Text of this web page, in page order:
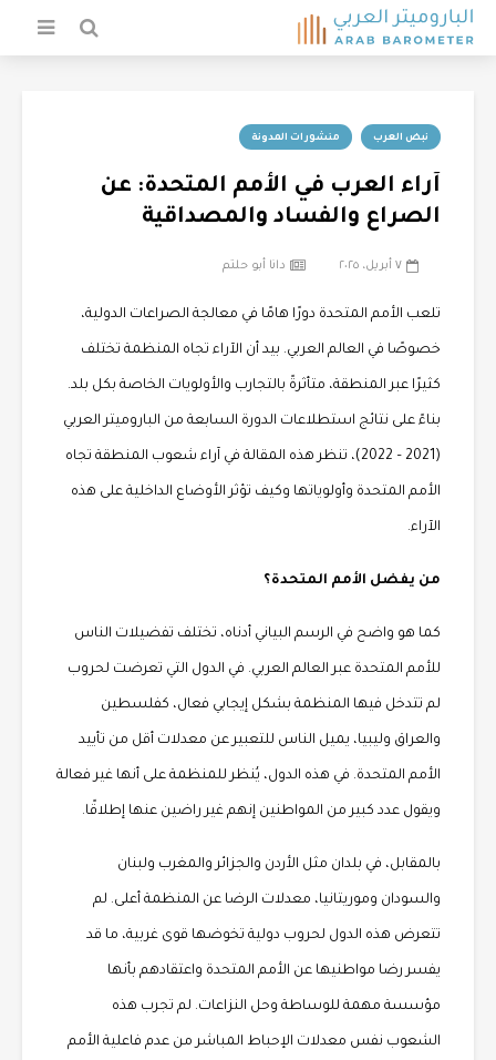
نبض العرب منشورات المدونة
آراء العرب في الأمم المتحدة: عن
الصراع والفساد والمصداقية
٧ أبريل، ٢٠٢٥ دانا أبو حلتم
تلعب الأمم المتحدة دورًا هامًا في معالجة الصراعات الدولية،
خصوصًا في العالم العربي. بيد أن الآراء تجاه المنظمة تختلف
كثيرًا عبر المنطقة، متأثرةً بالتجارب والأولويات الخاصة بكل بلد.
بناءً على نتائج استطلاعات الدورة السابعة من الباروميتر العربي
(2021 – 2022)، تنظر هذه المقالة في آراء شعوب المنطقة تجاه
الأمم المتحدة وأولوياتها وكيف تؤثر الأوضاع الداخلية على هذه
الآراء.
من يفضل الأمم المتحدة؟
كما هو واضح في الرسم البياني أدناه، تختلف تفضيلات الناس
للأمم المتحدة عبر العالم العربي. في الدول التي تعرضت لحروب
لم تتدخل فيها المنظمة بشكل إيجابي فعال، كفلسطين
والعراق وليبيا، يميل الناس للتعبير عن معدلات أقل من تأييد
الأمم المتحدة. في هذه الدول، يُنظر للمنظمة على أنها غير فعالة
ويقول عدد كبير من المواطنين إنهم غير راضين عنها إطلاقًا.
بالمقابل، في بلدان مثل الأردن والجزائر والمغرب ولبنان
والسودان وموريتانيا، معدلات الرضا عن المنظمة أعلى. لم
تتعرض هذه الدول لحروب دولية تخوضها قوى غربية، ما قد
يفسر رضا مواطنيها عن الأمم المتحدة واعتقادهم بأنها
مؤسسة مهمة للوساطة وحل النزاعات. لم تجرب هذه
الشعوب نفس معدلات الإحباط المباشر من عدم فاعلية الأمم